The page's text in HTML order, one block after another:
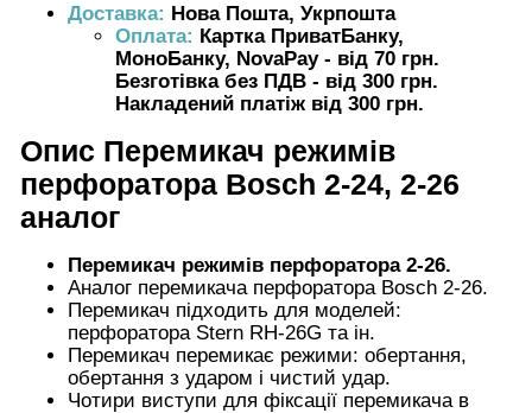
Доставка: Нова Пошта, Укрпошта
Оплата: Картка ПриватБанку,
МоноБанку, NovaPay - від 70 грн.
Безготівка без ПДВ - від 300 грн.
Накладений платіж від 300 грн.
Опис Перемикач режимів
перфоратора Bosch 2-24, 2-26
аналог
Перемикач режимів перфоратора 2-26.
Аналог перемикача перфоратора Bosch 2-26.
Перемикач підходить для моделей:
перфоратора Stern RH-26G та ін.
Перемикач перемикає режими: обертання,
обертання з ударом і чистий удар.
Чотири виступи для фіксації перемикача в